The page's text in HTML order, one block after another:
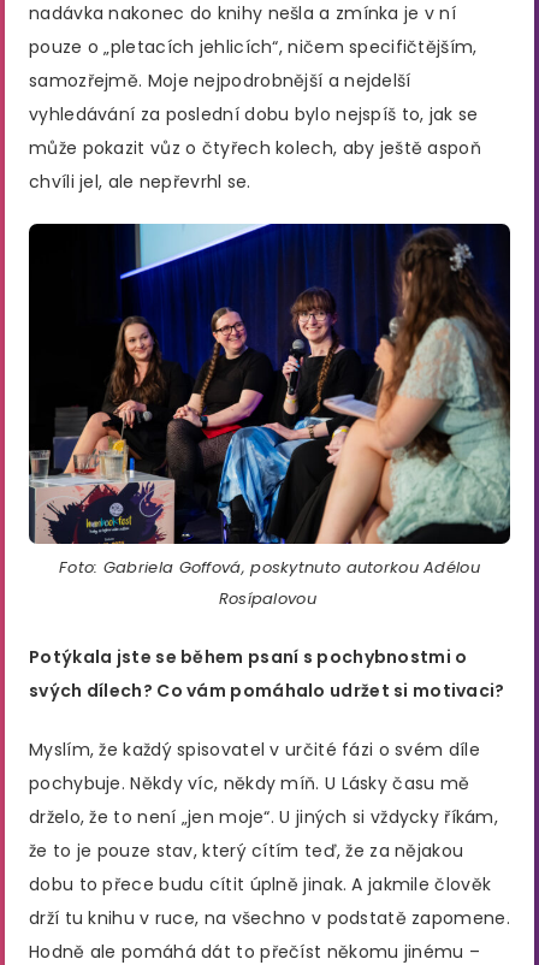
nadávka nakonec do knihy nešla a zmínka je v ní
pouze o „pletacích jehlicích“, ničem specifičtějším,
samozřejmě. Moje nejpodrobnější a nejdelší
vyhledávání za poslední dobu bylo nejspíš to, jak se
může pokazit vůz o čtyřech kolech, aby ještě aspoň
chvíli jel, ale nepřevrhl se.
Foto: Gabriela Goffová, poskytnuto autorkou Adélou
Rosípalovou
Potýkala jste se během psaní s pochybnostmi o
svých dílech? Co vám pomáhalo udržet si motivaci?
Myslím, že každý spisovatel v určité fázi o svém díle
pochybuje. Někdy víc, někdy míň. U Lásky času mě
drželo, že to není „jen moje“. U jiných si vždycky říkám,
že to je pouze stav, který cítím teď, že za nějakou
dobu to přece budu cítit úplně jinak. A jakmile člověk
drží tu knihu v ruce, na všechno v podstatě zapomene.
Hodně ale pomáhá dát to přečíst někomu jinému –